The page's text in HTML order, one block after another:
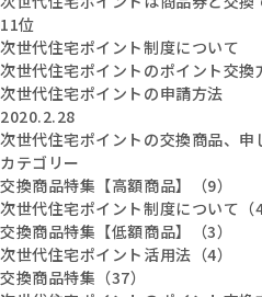
11位
次世代住宅ポイント制度について
次世代住宅ポイントのポイント交換
次世代住宅ポイントの申請方法
2020.2.28
次世代住宅ポイントの交換商品、申
カテゴリー
交換商品特集【高額商品】（9）
次世代住宅ポイント制度について（
交換商品特集【低額商品】（3）
次世代住宅ポイント活用法（4）
交換商品特集（37）